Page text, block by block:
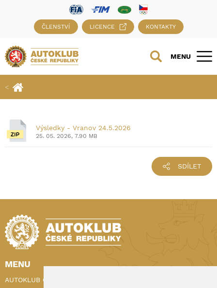
ČLENSTVÍ LICENCE KONTAKTY
MENU
Výsledky - Vranov 24.5.2026
25. 05. 2026, 7.90 MB
SDÍLET
MENU
AUTOKLUB ČR